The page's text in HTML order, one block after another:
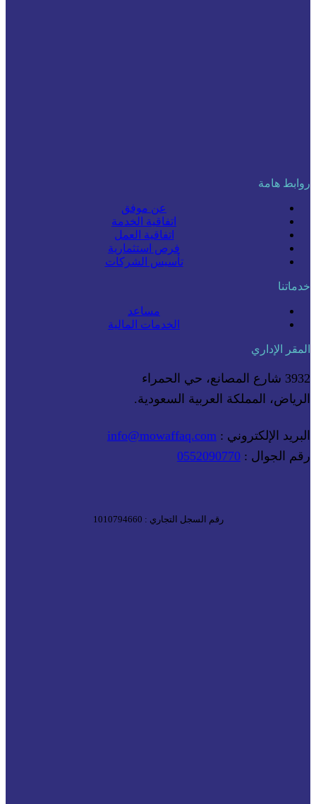
روابط هامة
عن موفق
اتفاقية الخدمة
اتفاقية العمل
فرص استثمارية
تأسيس الشركات
خدماتنا
مساعد
الخدمات المالية
المقر الإداري
3932 شارع المصانع، حي الحمراء
الرياض، المملكة العربية السعودية.
البريد الإلكتروني : info@mowaffaq.com
رقم الجوال : 0552090770
رقم السجل التجاري : 1010794660